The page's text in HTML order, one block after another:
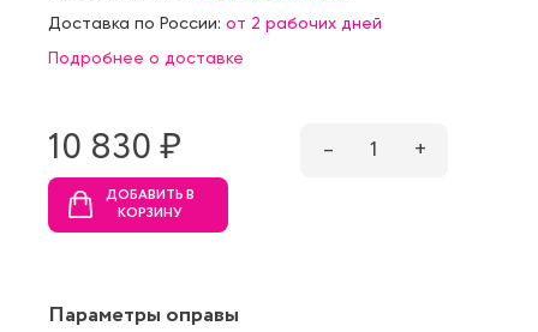
Доставка по России: от 2 рабочих дней
Подробнее о доставке
10 830 ₷ – 1 +
ДОБАВИТЬ В
КОРЗИНУ
Параметры оправы